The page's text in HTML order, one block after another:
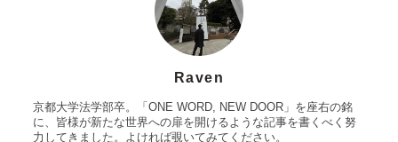
Raven
京都大学法学部卒。「ONE WORD, NEW DOOR」を座右の銘
に、皆様が新たな世界への扉を開けるような記事を書くべく努
力してきました。よければ覗いてみてください。